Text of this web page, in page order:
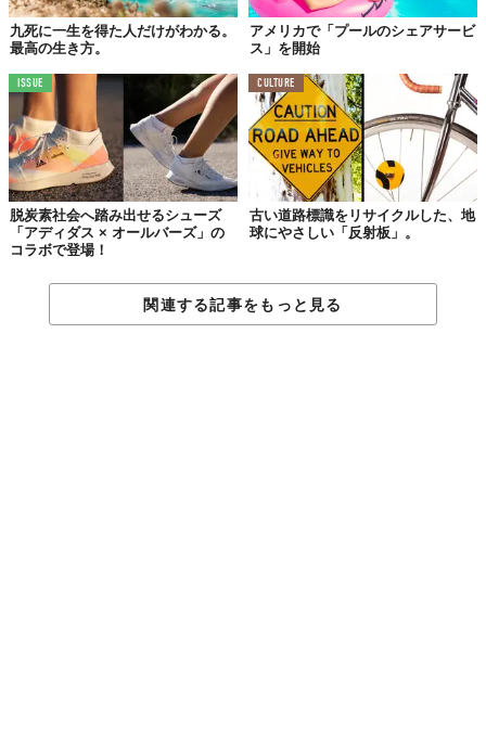
九死に一生を得た人だけがわかる。
最高の生き方。
アメリカで「プールのシェアサービ
ス」を開始
ISSUE
脱炭素社会へ踏み出せるシューズ
「アディダス × オールバーズ」の
コラボで登場！
CULTURE
古い道路標識をリサイクルした、地
球にやさしい「反射板」。
関連する記事をもっと見る